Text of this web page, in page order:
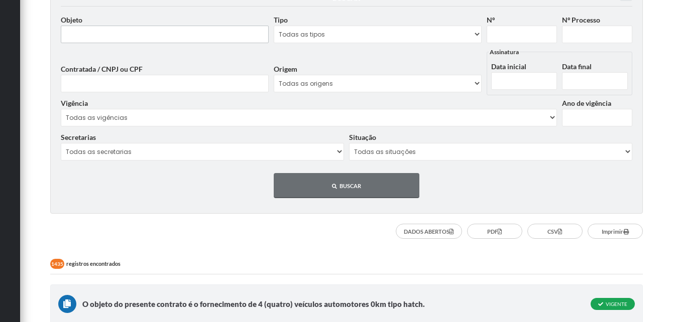
Objeto Tipo Nº Nº Processo
Contratada / CNPJ ou CPF Origem
Assinatura
Data inicial Data final
Vigência Ano de vigência
Secretarias Situação
BUSCAR
DADOS ABERTOS PDF CSV Imprimir
1435 registros encontrados
O objeto do presente contrato é o fornecimento de 4 (quatro) veículos automotores 0km tipo hatch. VIGENTE